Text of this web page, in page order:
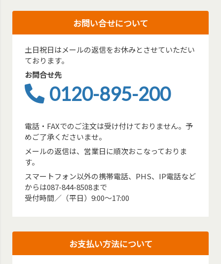
お問い合せについて
土日祝日はメールの返信をお休みとさせていただい
ております。
お問合せ先
0120-895-200
電話・FAXでのご注文は受け付けておりません。予
めご了承くださいませ。
メールの返信は、営業日に順次おこなっておりま
す。
スマートフォン以外の携帯電話、PHS、IP電話など
からは087-844-8508まで
受付時間／（平日）9:00～17:00
お支払い方法について